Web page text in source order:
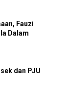
Fauzi
Dalam
dan PJU